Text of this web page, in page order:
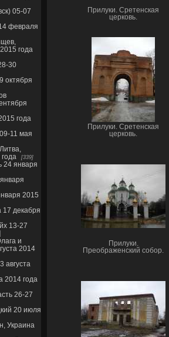
05-07
февраля
года
30
октября
года
11 мая
339
24 января
2015
17 декабря
13-27
и
2014
августа
2014 года
26-27
20 июля
Украина
Прилуки. Сретенская
церковь.
Прилуки. Сретенская
церковь.
Прилуки.
Преображенский собор.